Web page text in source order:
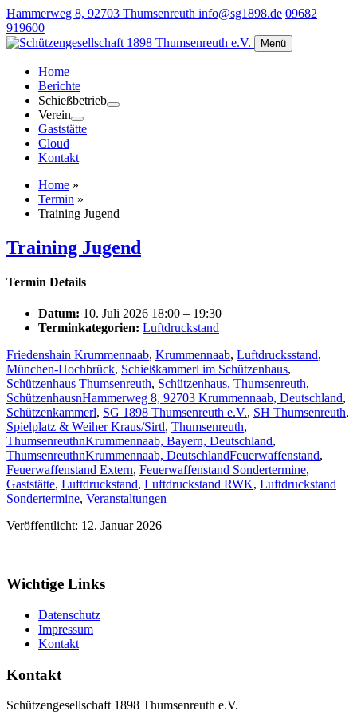
Hammerweg 8, 92703 Thumsenreuth info@sg1898.de 09682
919600
Menü
Home
Berichte
Schießbetrieb
Verein
Gaststätte
Cloud
Kontakt
Home »
Termin »
Training Jugend
Training Jugend
Termin Details
Datum: 10. Juli 2026 18:00 – 19:30
Terminkategorien: Luftdruckstand
Friedenshain Krummennaab, Krummennaab, Luftdrucksstand,
München-Hochbrück, Schießkammerl im Schützenhaus,
Schützenhaus Thumsenreuth, Schützenhaus, Thumsenreuth,
SchützenhausnHammerweg 8, 92703 Krummennaab, Deutschland,
Schützenkammerl, SG 1898 Thumsenreuth e.V., SH Thumsenreuth,
Spielplatz & Weiher Kraus/Sirtl, Thumsenreuth,
ThumsenreuthnKrummennaab, Bayern, Deutschland,
ThumsenreuthnKrummennaab, DeutschlandFeuerwaffenstand,
Feuerwaffenstand Extern, Feuerwaffenstand Sondertermine,
Gaststätte, Luftdruckstand, Luftdruckstand RWK, Luftdruckstand
Sondertermine, Veranstaltungen
Veröffentlicht: 12. Januar 2026
Wichtige Links
Datenschutz
Impressum
Kontakt
Kontakt
Schützengesellschaft 1898 Thumsenreuth e.V.